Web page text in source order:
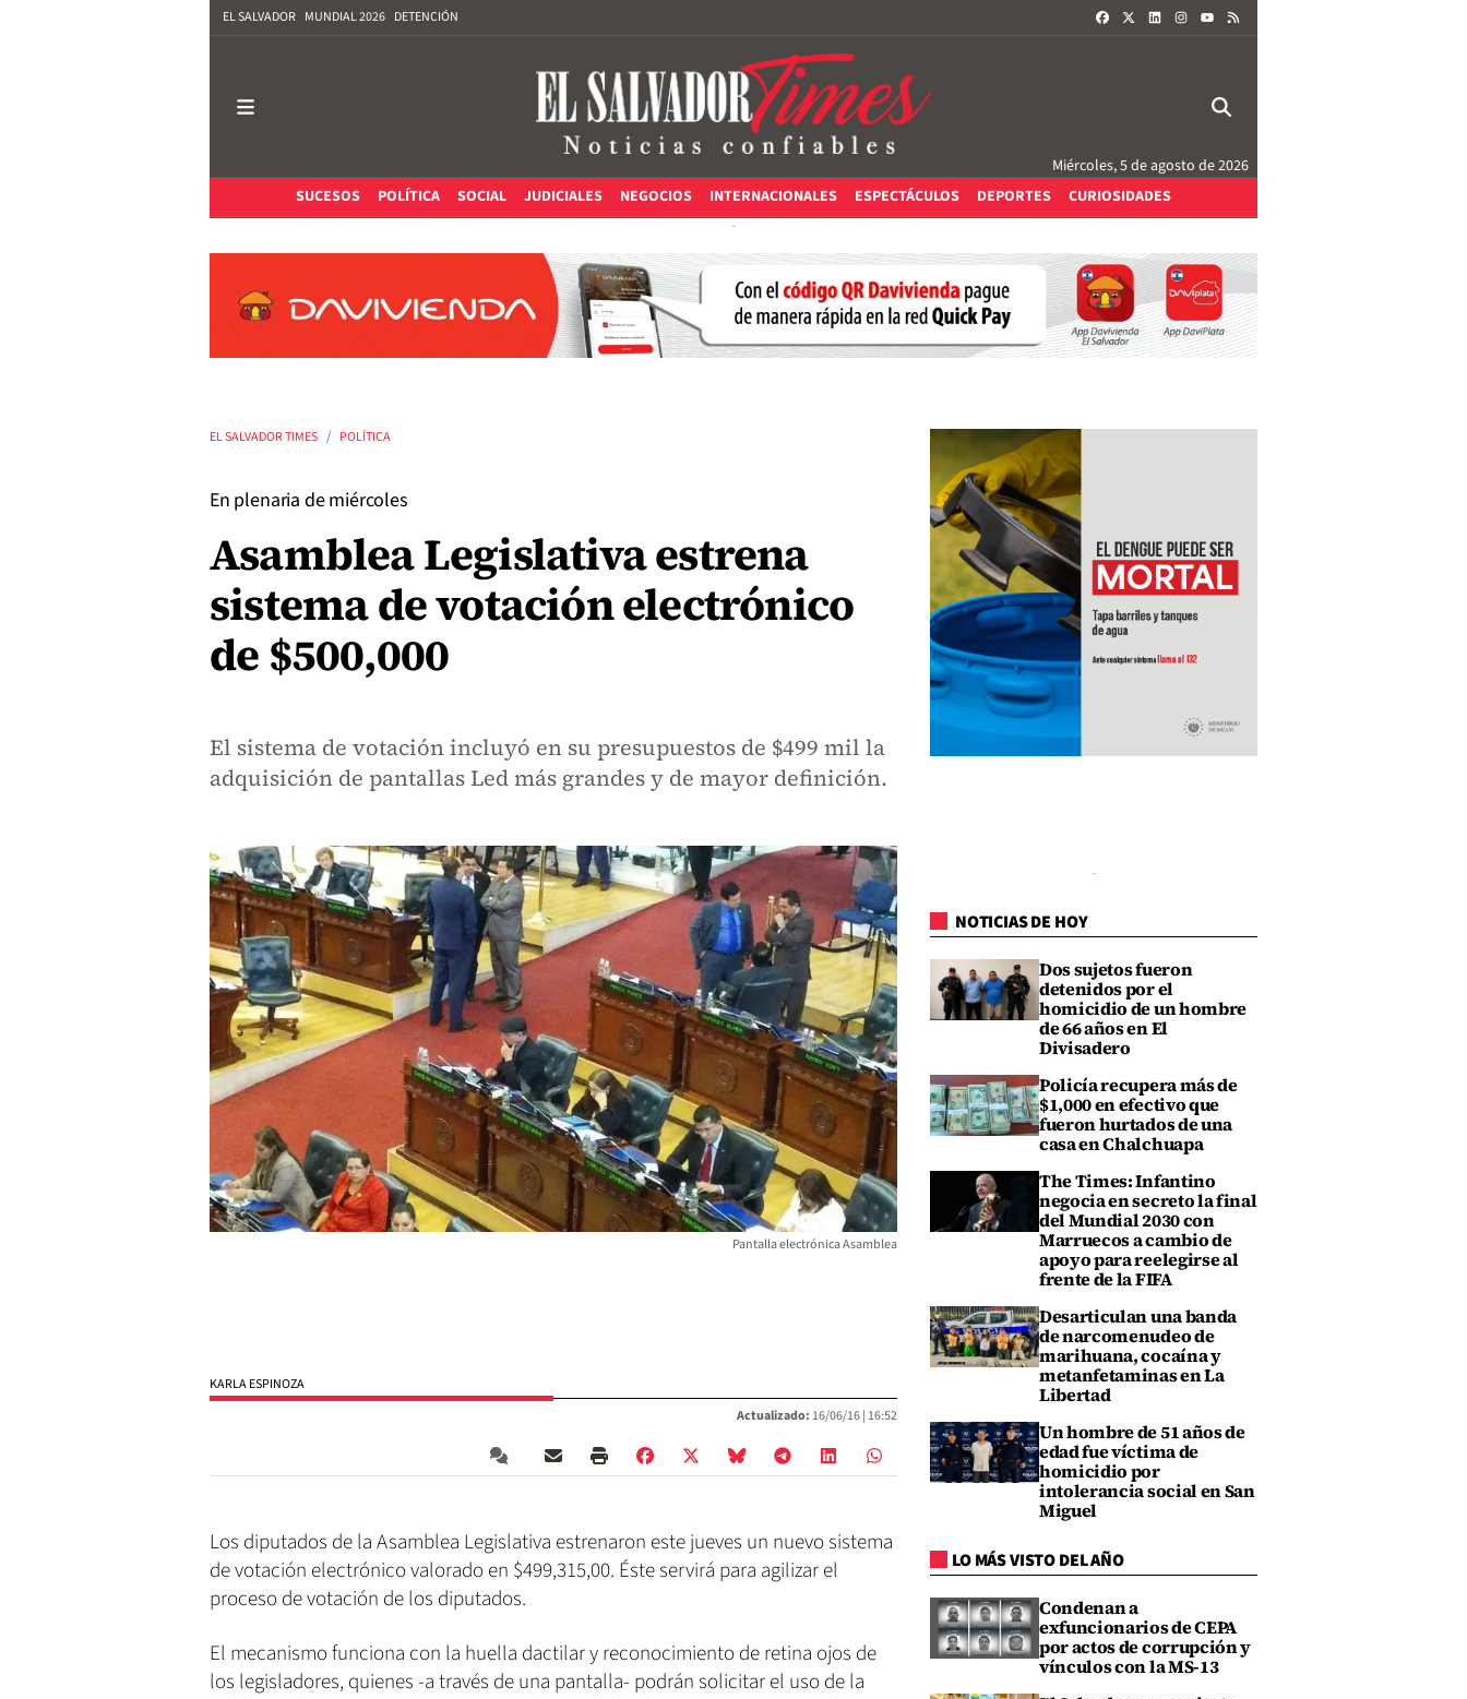
EL SALVADOR MUNDIAL 2026 DETENCIÓN FACEBOOKLINKEDININSTAGRAM
Miércoles, 5 de agosto de 2026
SUCESOS
POLÍTICA SOCIAL JUDICIALES NEGOCIOS INTERNACIONALES ESPECTÁCULOS DEPORTES CURIOSIDADES
EL SALVADOR TIMES POLÍTICA
En plenaria de miércoles
Asamblea Legislativa estrena
sistema de votación electrónico
de $500,000
El sistema de votación incluyó en su presupuestos de $499 mil la
adquisición de pantallas Led más grandes y de mayor definición.
Pantalla electrónica Asamblea
KARLA ESPINOZA
Actualizado: 16/06/16 | 16:52
Los diputados de la Asamblea Legislativa estrenaron este jueves un nuevo sistema
de votación electrónico valorado en $499,315,00. Éste servirá para agilizar el
proceso de votación de los diputados.
El mecanismo funciona con la huella dactilar y reconocimiento de retina ojos de
los legisladores, quienes -a través de una pantalla- podrán solicitar el uso de la
NOTICIAS DE HOY
Dos sujetos fueron
detenidos por el
homicidio de un hombre
de 66 años en El
Divisadero
Policía recupera más de
$1,000 en efectivo que
fueron hurtados de una
casa en Chalchuapa
The Times: Infantino
negocia en secreto la final
del Mundial 2030 con
Marruecos a cambio de
apoyo para reelegirse al
frente de la FIFA
Desarticulan una banda
de narcomenudeo de
marihuana, cocaína y
metanfetaminas en La
Libertad
Un hombre de 51 años de
edad fue víctima de
homicidio por
intolerancia social en San
Miguel
LO MÁS VISTO DEL AÑO
Condenan a
exfuncionarios de CEPA
por actos de corrupción y
vínculos con la MS-13